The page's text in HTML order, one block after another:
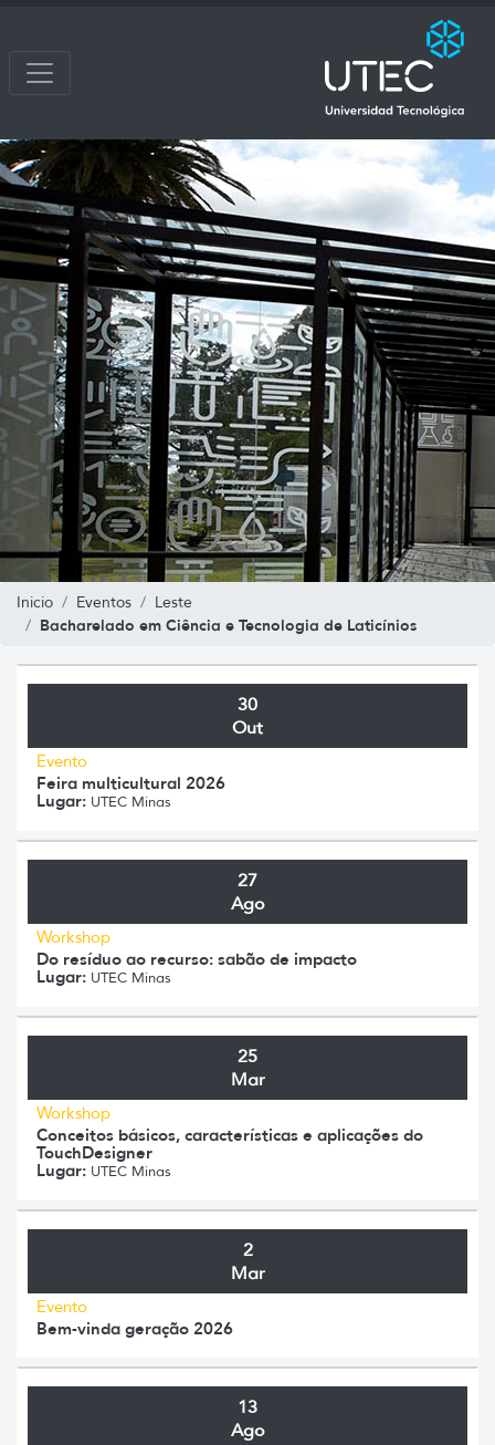
Inicio Eventos Leste
Bacharelado em Ciência e Tecnologia de Laticínios
30
Out
Evento
Feira multicultural 2026
Lugar: UTEC Minas
27
Ago
Workshop
Do resíduo ao recurso: sabão de impacto
Lugar: UTEC Minas
25
Mar
Workshop
Conceitos básicos, características e aplicações do
TouchDesigner
Lugar: UTEC Minas
2
Mar
Evento
Bem-vinda geração 2026
13
Ago